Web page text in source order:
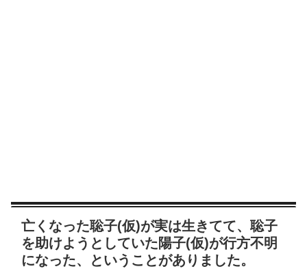
亡くなった聡子(仮)が実は生きてて、聡子
を助けようとしていた陽子(仮)が行方不明
になった、ということがありました。